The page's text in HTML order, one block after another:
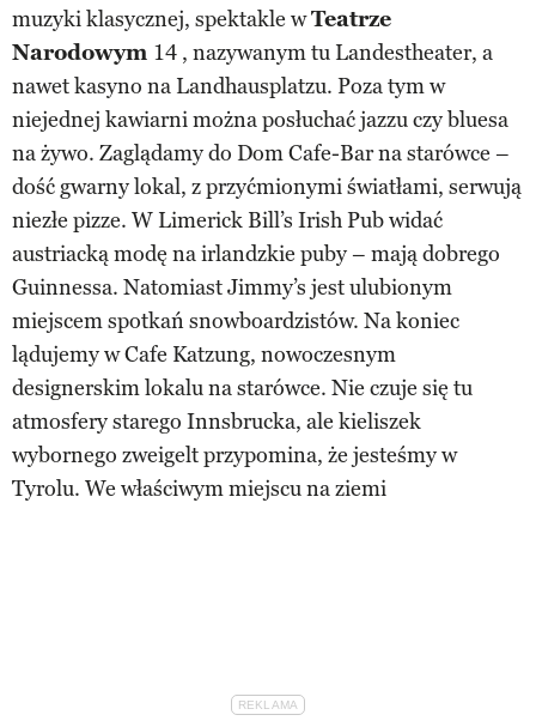
muzyki klasycznej, spektakle wTeatrze
Narodowym 14 , nazywanym tu Landestheater, a
nawet kasyno na Landhausplatzu. Poza tym w
niejednej kawiarni można posłuchać jazzu czy bluesa
na żywo. Zaglądamy do Dom Cafe-Bar na starówce –
dość gwarny lokal, z przyćmionymi światłami, serwują
niezłe pizze. W Limerick Bill’s Irish Pub widać
austriacką modę na irlandzkie puby – mają dobrego
Guinnessa. Natomiast Jimmy’s jest ulubionym
miejscem spotkań snowboardzistów. Na koniec
lądujemy w Cafe Katzung, nowoczesnym
designerskim lokalu na starówce. Nie czuje się tu
atmosfery starego Innsbrucka, ale kieliszek
wybornego zweigelt przypomina, że jesteśmy w
Tyrolu. We właściwym miejscu na ziemi